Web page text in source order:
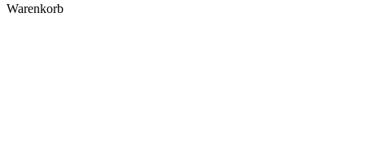
Warenkorb